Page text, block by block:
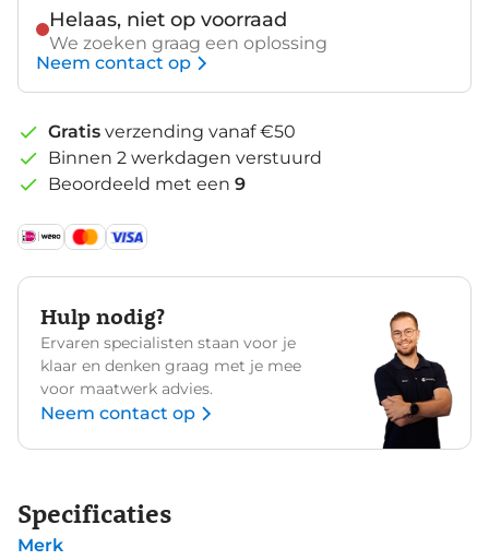
Helaas, niet op voorraad
We zoeken graag een oplossing
Neem contact op
Gratis verzending vanaf €50
Binnen 2 werkdagen verstuurd
Beoordeeld met een 9
Hulp nodig?
Ervaren specialisten staan voor je
klaar en denken graag met je mee
voor maatwerk advies.
Neem contact op
Specificaties
Merk